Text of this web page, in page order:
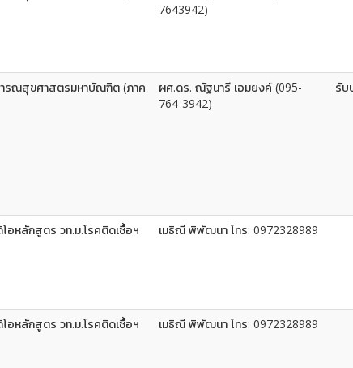
7643942)
รณสุขศาสตรมหาบัณฑิต (ภาค
ผศ.ดร. ณัฐนารี เอมยงค์ (095-
764-3942)
รับ
อหลักสูตร วท.ม.โรคติดเชื้อฯ เมธิณี พิพัฒนา โทร: 0972328989
อหลักสูตร วท.ม.โรคติดเชื้อฯ เมธิณี พิพัฒนา โทร: 0972328989